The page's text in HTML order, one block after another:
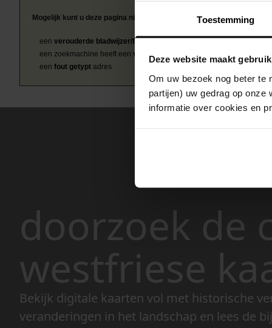
Toestemming
Deze website maakt
Om uw bezoek nog beter te
partijen) uw gedrag op
informatie over cookies en
Mogelijk kunt u deze pagina niet bezoeken door:
een verouderde bladwijzer/favoriet
een zoekmachine heeft een verouderde lijst van de website
een fout getypt adres
doorzoek de
westfriese
Bekijk digitale kaarten vol met historische
veranderingen in het landschap en lees de